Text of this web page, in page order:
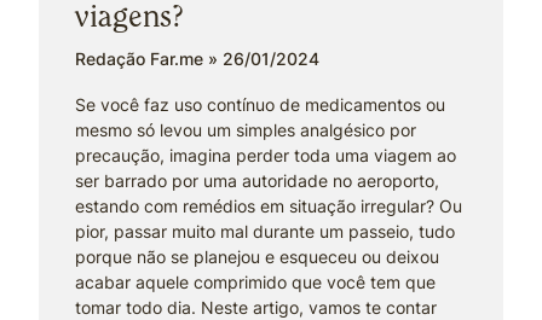
viagens?
Redação Far.me 26/01/2024
Se você faz uso contínuo de medicamentos ou
mesmo só levou um simples analgésico por
precaução, imagina perder toda uma viagem ao
ser barrado por uma autoridade no aeroporto,
estando com remédios em situação irregular? Ou
pior, passar muito mal durante um passeio, tudo
porque não se planejou e esqueceu ou deixou
acabar aquele comprimido que você tem que
tomar todo dia. Neste artigo, vamos te contar